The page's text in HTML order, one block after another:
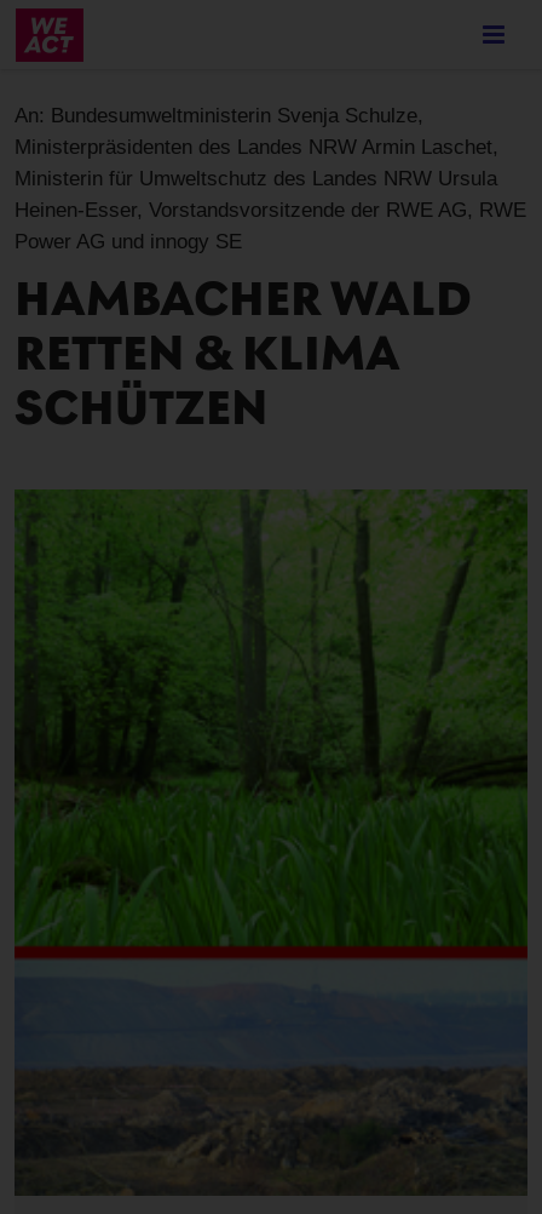
Skip
content
An: Bundesumweltministerin Svenja Schulze,
Ministerpräsidenten des Landes NRW Armin Laschet,
Ministerin für Umweltschutz des Landes NRW Ursula
Heinen-Esser, Vorstandsvorsitzende der RWE AG, RWE
Power AG und innogy SE
HAMBACHER WALD
RETTEN & KLIMA
SCHÜTZEN